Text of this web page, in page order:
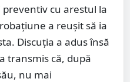
cu arestul la
a reușit să ia
Discuția a adus însă
transmis că, după
nu mai